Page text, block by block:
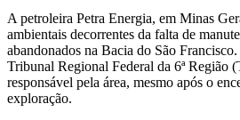
A petroleira Petra Energia, em Minas
ambientais decorrentes da falta de
abandonados na Bacia do São
Tribunal Regional Federal da 6ª Região
responsável pela área, mesmo após o
exploração.